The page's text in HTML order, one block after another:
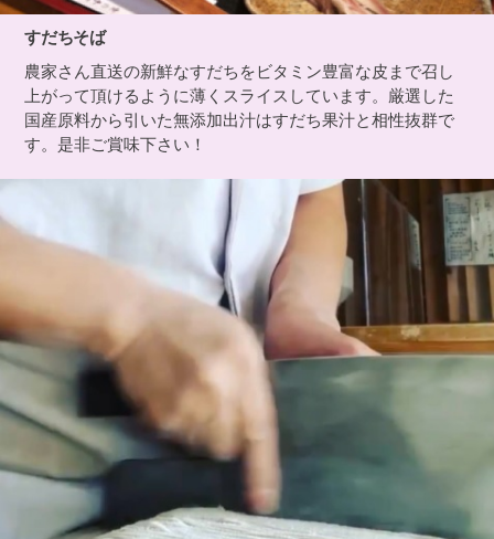
すだちそば
農家さん直送の新鮮なすだちをビタミン豊富な皮まで召し
上がって頂けるように薄くスライスしています。厳選した
国産原料から引いた無添加出汁はすだち果汁と相性抜群で
す。是非ご賞味下さい！